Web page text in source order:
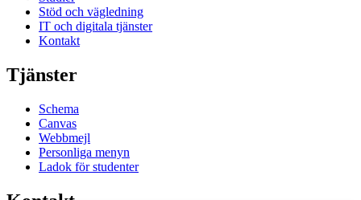
Stöd och vägledning
IT och digitala tjänster
Kontakt
Tjänster
Schema
Canvas
Webbmejl
Personliga menyn
Ladok för studenter